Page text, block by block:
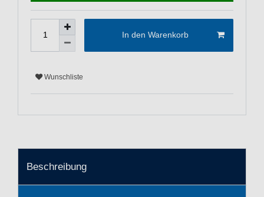
In den Warenkorb
Wunschliste
Beschreibung